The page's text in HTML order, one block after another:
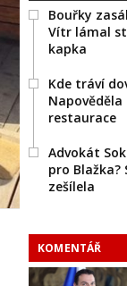
Bouřky
Vítr lámal
kapka
Kde tráví
restaurace
Advokát
pro
zešílela
KOMENTÁŘ